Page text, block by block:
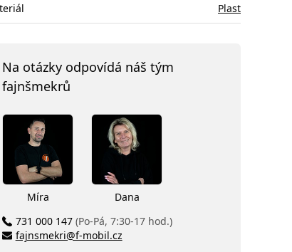
Plast
Na otázky odpovídá náš tým
fajnšmekrů
Míra
Dana
731 000 147 (Po-Pá, 7:30-17 hod.)
fajnsmekri@f-mobil.cz